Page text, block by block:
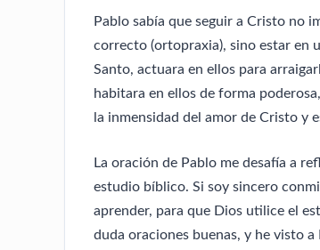
Pablo sabía que seguir a Cristo no
correcto (ortopraxia), sino estar en
Santo, actuara en ellos para
habitara en ellos de forma
la inmensidad del amor de Cristo y
La oración de Pablo me desafía a
estudio bíblico. Si soy sincero
aprender, para que Dios utilice el
duda oraciones buenas, y he visto